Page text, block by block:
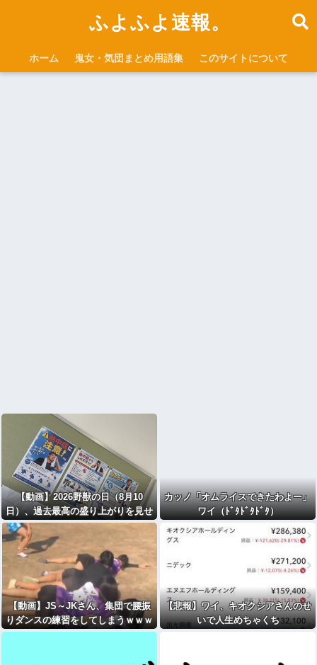
ふよふよ速報。
ホーム 鬼女・気団まとめ用語集 このサイトについて
【動画】2026野獣の日（8月10
日）、過去最高の盛り上がりを見せ
る
カッノ「オムライスできたわよー」
ワイ（ﾄﾞﾀﾄﾞﾀﾄﾞﾀ）
【動画】JS～JKさん、集団で腰振
りダンスの練習をしてしまうｗｗｗ
wｗｗｗｗｗｗｗｗ
【悲報】ワイ、キオクシアさんのせ
いで人生めちゃくち